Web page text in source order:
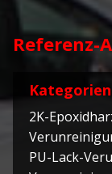
Referenz-
Kategorien
2K-
PU-Lack-